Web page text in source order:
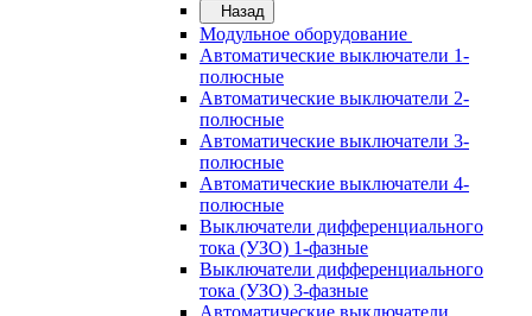
Назад
Модульное оборудование
Автоматические выключатели 1-
полюсные
Автоматические выключатели 2-
полюсные
Автоматические выключатели 3-
полюсные
Автоматические выключатели 4-
полюсные
Выключатели дифференциального
тока (УЗО) 1-фазные
Выключатели дифференциального
тока (УЗО) 3-фазные
Автоматические выключатели